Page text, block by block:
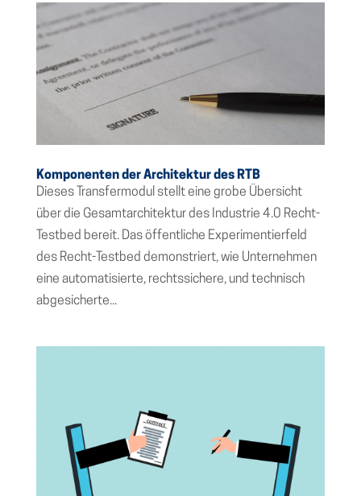
Komponenten der Architektur des RTB
Dieses Transfermodul stellt eine grobe Übersicht
über die Gesamtarchitektur des Industrie 4.0 Recht-
Testbed bereit. Das öffentliche Experimentierfeld
des Recht-Testbed demonstriert, wie Unternehmen
eine automatisierte, rechtssichere, und technisch
abgesicherte...